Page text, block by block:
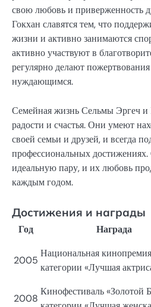
свою любовь и приверженность
Гокхан славятся тем, что
жизни и активно занимаются
активно участвуют в
регулярно делают
нуждающимся.
Семейная жизнь Сельмы Эргеч и
радости и счастья. Они умеют
своей семьи и друзей, и всегда
профессиональных
идеальную пару, и их любовь
каждым годом.
Достижения и награды
Год Награда
2005
Национальная
категории «Лучшая
2008
Кинофестиваль «Золотой